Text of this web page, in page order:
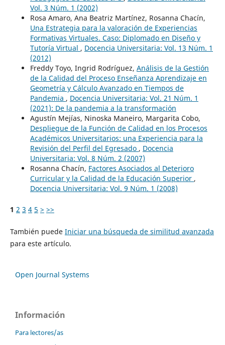
Vol. 3 Núm. 1 (2002)
Rosa Amaro, Ana Beatriz Martínez, Rosanna Chacín,
Una Estrategia para la valoración de Experiencias
Formativas Virtuales. Caso: Diplomado en Diseño y
Tutoría Virtual , Docencia Universitaria: Vol. 13 Núm. 1
(2012)
Freddy Toyo, Ingrid Rodríguez, Análisis de la Gestión
de la Calidad del Proceso Enseñanza Aprendizaje en
Geometría y Cálculo Avanzado en Tiempos de
Pandemia , Docencia Universitaria: Vol. 21 Núm. 1
(2021): De la pandemia a la transformación
Agustín Mejías, Ninoska Maneiro, Margarita Cobo,
Despliegue de la Función de Calidad en los Procesos
Académicos Universitarios: una Experiencia para la
Revisión del Perfil del Egresado , Docencia
Universitaria: Vol. 8 Núm. 2 (2007)
Rosanna Chacín, Factores Asociados al Deterioro
Curricular y la Calidad de la Educación Superior ,
Docencia Universitaria: Vol. 9 Núm. 1 (2008)
1 2 3 4 5 > >>
También puede Iniciar una búsqueda de similitud avanzada
para este artículo.
Open Journal Systems
Información
Para lectores/as